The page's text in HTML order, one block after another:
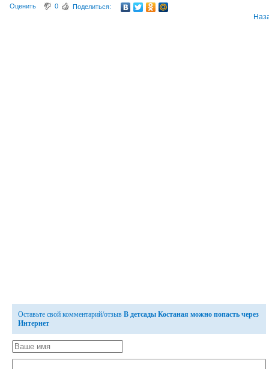
Оценить 0 Поделиться:
Оставьте свой комментарий/отзыв В детсады Костаная можно попасть через
Интернет